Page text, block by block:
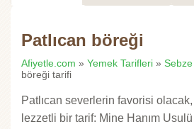
Patlıcan böreği
Afiyetle.com » Yemek Tarifleri »
böreği tarifi
Patlıcan severlerin favorisi
lezzetli bir tarif: Mine Hanım